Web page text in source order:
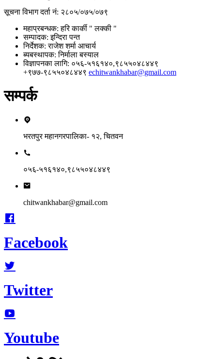
सूचना विभाग दर्ता नं: २८०५/०७५/०७९
महाप्रबन्धक: हरि कार्की " लक्की "
सम्पादक: इन्दिरा पन्त
निर्देशक​: राजेश शर्मा आचार्य
ब्यबस्थापक: निर्माला बस्याल
विज्ञापनका लागि: ०५६-५१६१४०,९८५५०४८४४९
+९७७-९८५५०४८४४९ echitwankhabar@gmail.com
सम्पर्क
भरतपुर महानगरपालिका- १२, चितवन
०५६-५१६१४०,९८५५०४८४४९
chitwankhabar@gmail.com
Facebook
Twitter
Youtube